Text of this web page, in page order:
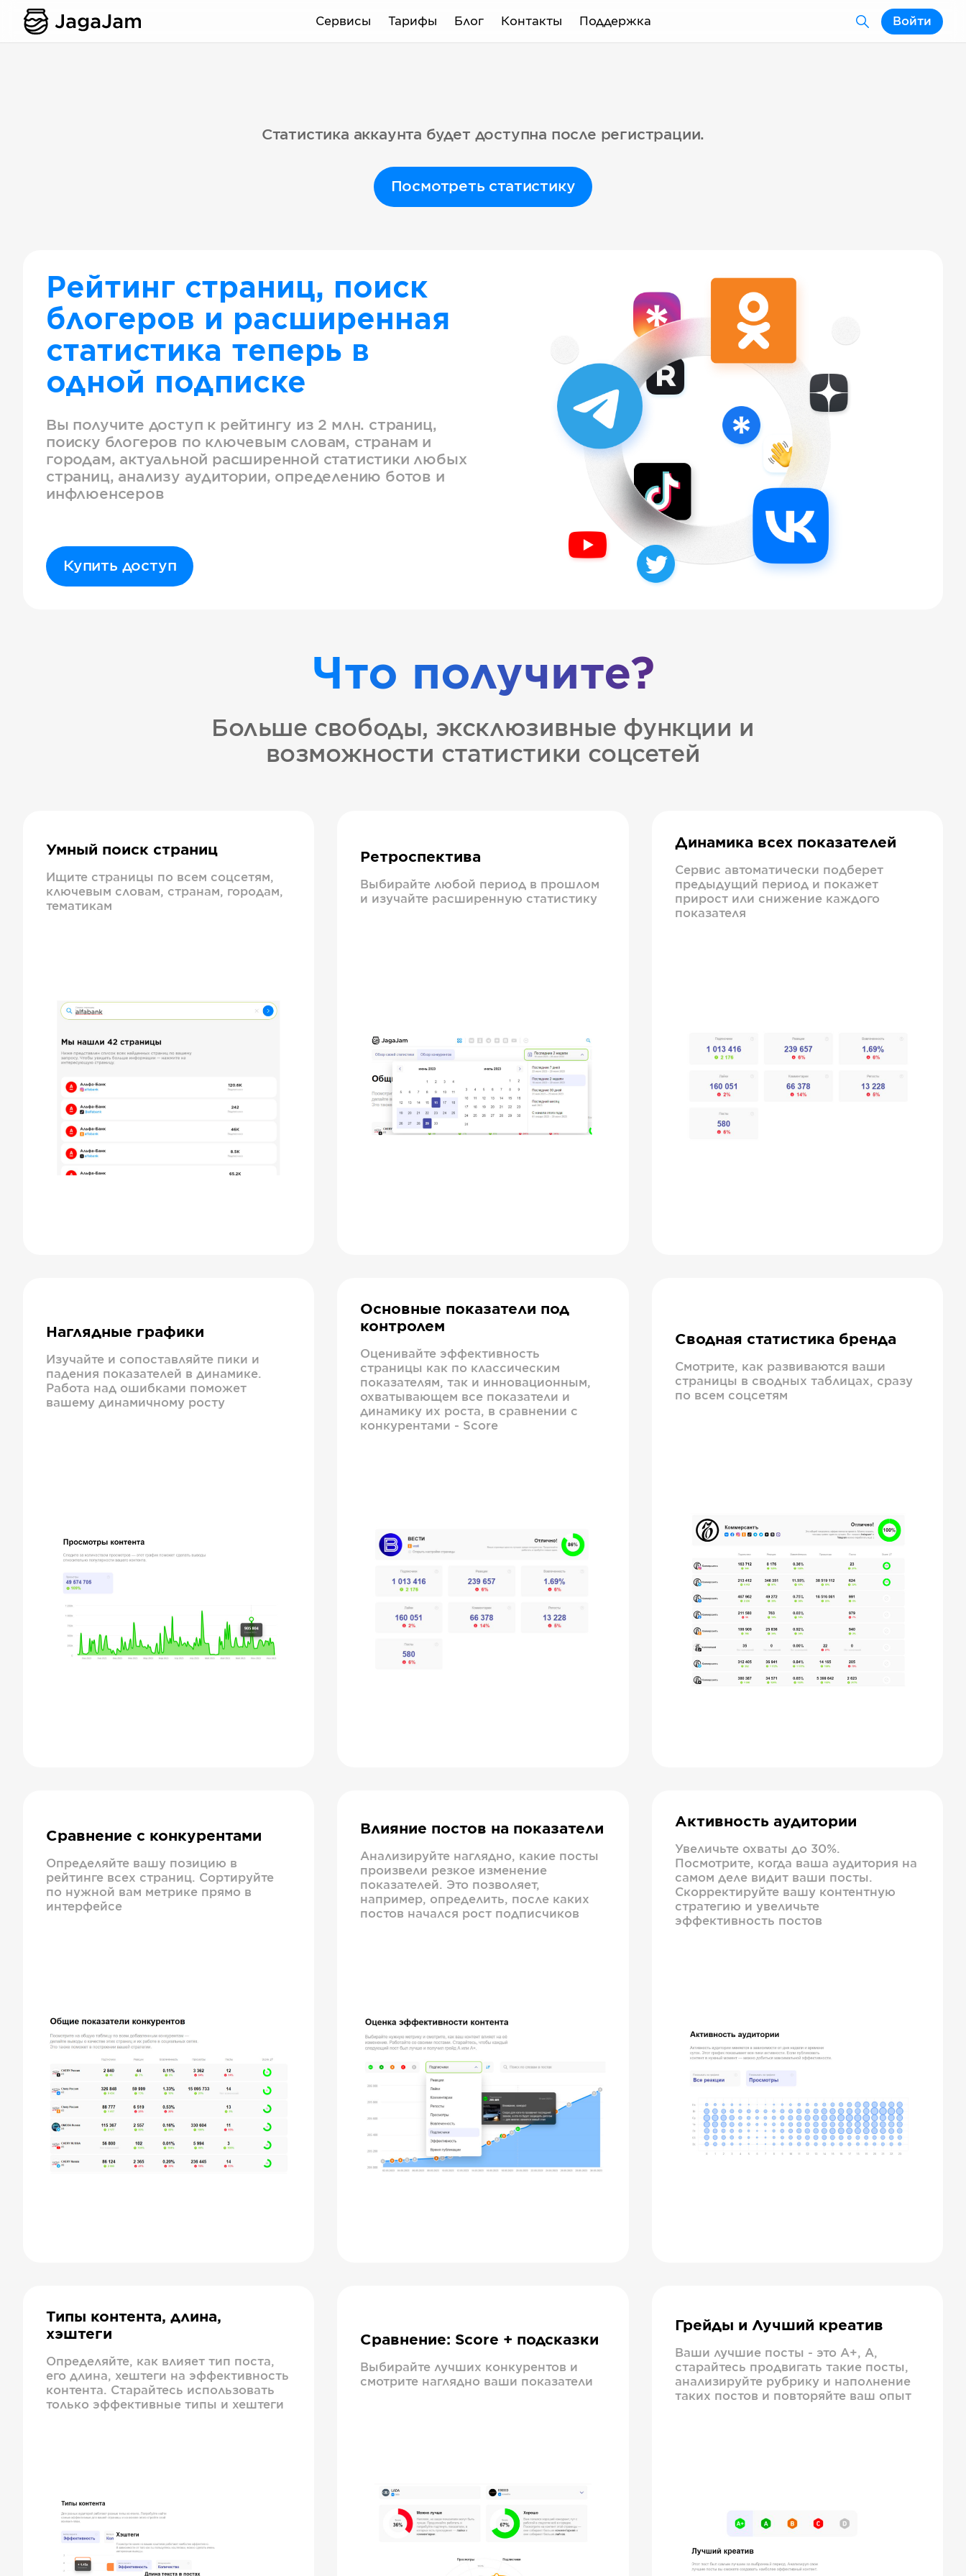
Сервисы Тарифы Блог Контакты Поддержка Войти
Статистика аккаунта будет доступна после регистрации.
Посмотреть статистику
Рейтинг страниц, поиск
блогеров и расширенная
статистика теперь в
одной подписке
Вы получите доступ к рейтингу из 2 млн. страниц,
поиску блогеров по ключевым словам, странам и
городам, актуальной расширенной статистики любых
страниц, анализу аудитории, определению ботов и
инфлюенсеров
Купить доступ
Что получите?
Больше свободы, эксклюзивные функции и
возможности статистики соцсетей
Умный поиск страниц
Ищите страницы по всем соцсетям,
ключевым словам, странам, городам,
тематикам
Ретроспектива
Выбирайте любой период в прошлом
и изучайте расширенную статистику
Динамика всех показателей
Сервис автоматически подберет
предыдущий период и покажет
прирост или снижение каждого
показателя
Наглядные графики
Изучайте и сопоставляйте пики и
падения показателей в динамике.
Работа над ошибками поможет
вашему динамичному росту
Основные показатели под
контролем
Оценивайте эффективность
страницы как по классическим
показателям, так и инновационным,
охватывающем все показатели и
динамику их роста, в сравнении с
конкурентами - Score
Сводная статистика бренда
Смотрите, как развиваются ваши
страницы в сводных таблицах, сразу
по всем соцсетям
Сравнение с конкурентами
Определяйте вашу позицию в
рейтинге всех страниц. Сортируйте
по нужной вам метрике прямо в
интерфейсе
Влияние постов на показатели
Анализируйте наглядно, какие посты
произвели резкое изменение
показателей. Это позволяет,
например, определить, после каких
постов начался рост подписчиков
Активность аудитории
Увеличьте охваты до 30%.
Посмотрите, когда ваша аудитория на
самом деле видит ваши посты.
Скорректируйте вашу контентную
стратегию и увеличьте
эффективность постов
Типы контента, длина,
хэштеги
Определяйте, как влияет тип поста,
его длина, хештеги на эффективность
контента. Старайтесь использовать
только эффективные типы и хештеги
Сравнение: Score + подсказки
Выбирайте лучших конкурентов и
смотрите наглядно ваши показатели
Грейды и Лучший креатив
Ваши лучшие посты - это А+, А,
старайтесь продвигать такие посты,
анализируйте рубрику и наполнение
таких постов и повторяйте ваш опыт